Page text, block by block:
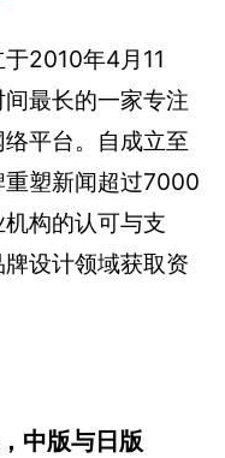
2010年4月11
最长的一家专注
平台。自成立至
塑新闻超过7000
构的认可与支
设计领域获取资
中版与日版